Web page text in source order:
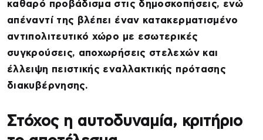
καθαρό προβάδισμα στις δημοσκοπήσεις, ενώ
απέναντί της βλέπει έναν κατακερματισμένο
αντιπολιτευτικό χώρο με εσωτερικές
συγκρούσεις, αποχωρήσεις στελεχών και
έλλειψη πειστικής εναλλακτικής πρότασης
διακυβέρνησης.
Στόχος η αυτοδυναμία, κριτήριο